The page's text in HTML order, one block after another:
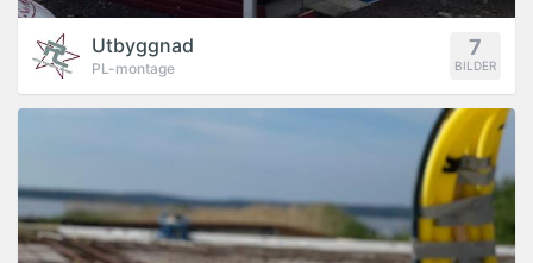
7
BILDER
Utbyggnad
PL-montage